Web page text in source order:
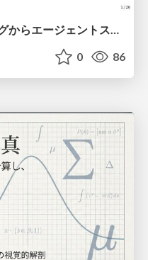
人工知能の歴史: チューリングからエージェントスキルに至る道程}
0 86